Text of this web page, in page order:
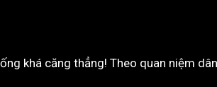
khá căng thẳng! Theo quan niệm